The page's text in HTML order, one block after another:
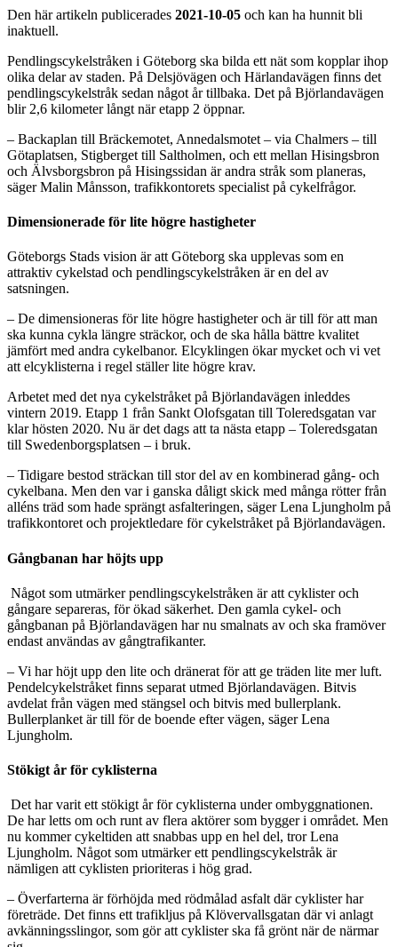
Den här artikeln publicerades 2021-10-05 och kan ha hunnit bli
inaktuell.
Pendlingscykelstråken i Göteborg ska bilda ett nät som kopplar ihop
olika delar av staden. På Delsjövägen och Härlandavägen finns det
pendlingscykelstråk sedan något år tillbaka. Det på Björlandavägen
blir 2,6 kilometer långt när etapp 2 öppnar.
– Backaplan till Bräckemotet, Annedalsmotet – via Chalmers – till
Götaplatsen, Stigberget till Saltholmen, och ett mellan Hisingsbron
och Älvsborgsbron på Hisingssidan är andra stråk som planeras,
säger Malin Månsson, trafikkontorets specialist på cykelfrågor.
Dimensionerade för lite högre hastigheter
Göteborgs Stads vision är att Göteborg ska upplevas som en
attraktiv cykelstad och pendlingscykelstråken är en del av
satsningen.
– De dimensioneras för lite högre hastigheter och är till för att man
ska kunna cykla längre sträckor, och de ska hålla bättre kvalitet
jämfört med andra cykelbanor. Elcyklingen ökar mycket och vi vet
att elcyklisterna i regel ställer lite högre krav.
Arbetet med det nya cykelstråket på Björlandavägen inleddes
vintern 2019. Etapp 1 från Sankt Olofsgatan till Toleredsgatan var
klar hösten 2020. Nu är det dags att ta nästa etapp – Toleredsgatan
till Swedenborgsplatsen – i bruk.
– Tidigare bestod sträckan till stor del av en kombinerad gång- och
cykelbana. Men den var i ganska dåligt skick med många rötter från
alléns träd som hade sprängt asfalteringen, säger Lena Ljungholm på
trafikkontoret och projektledare för cykelstråket på Björlandavägen.
Gångbanan har höjts upp
Något som utmärker pendlingscykelstråken är att cyklister och
gångare separeras, för ökad säkerhet. Den gamla cykel- och
gångbanan på Björlandavägen har nu smalnats av och ska framöver
endast användas av gångtrafikanter.
– Vi har höjt upp den lite och dränerat för att ge träden lite mer luft.
Pendelcykelstråket finns separat utmed Björlandavägen. Bitvis
avdelat från vägen med stängsel och bitvis med bullerplank.
Bullerplanket är till för de boende efter vägen, säger Lena
Ljungholm.
Stökigt år för cyklisterna
Det har varit ett stökigt år för cyklisterna under ombyggnationen.
De har letts om och runt av flera aktörer som bygger i området. Men
nu kommer cykeltiden att snabbas upp en hel del, tror Lena
Ljungholm. Något som utmärker ett pendlingscykelstråk är
nämligen att cyklisten prioriteras i hög grad.
– Överfarterna är förhöjda med rödmålad asfalt där cyklister har
företräde. Det finns ett trafikljus på Klövervallsgatan där vi anlagt
avkänningsslingor, som gör att cyklister ska få grönt när de närmar